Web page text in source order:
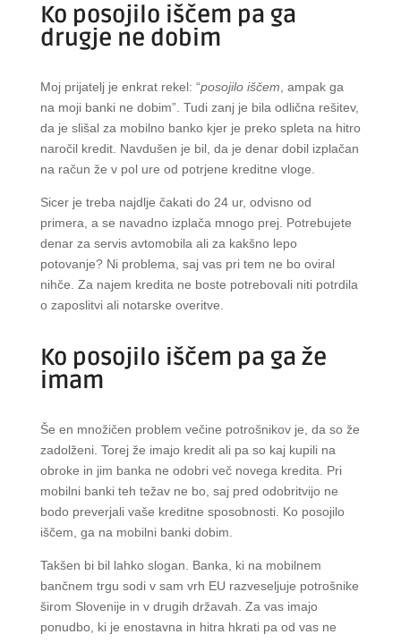
Ko posojilo iščem pa ga
drugje ne dobim
Moj prijatelj je enkrat rekel: “posojilo iščem , ampak ga
na moji banki ne dobim”. Tudi zanj je bila odlična rešitev,
da je slišal za mobilno banko kjer je preko spleta na hitro
naročil kredit. Navdušen je bil, da je denar dobil izplačan
na račun že v pol ure od potrjene kreditne vloge.
Sicer je treba najdlje čakati do 24 ur, odvisno od
primera, a se navadno izplača mnogo prej. Potrebujete
denar za servis avtomobila ali za kakšno lepo
potovanje? Ni problema, saj vas pri tem ne bo oviral
nihče. Za najem kredita ne boste potrebovali niti potrdila
o zaposlitvi ali notarske overitve.
Ko posojilo iščem pa ga že
imam
Še en množičen problem večine potrošnikov je, da so že
zadolženi. Torej že imajo kredit ali pa so kaj kupili na
obroke in jim banka ne odobri več novega kredita. Pri
mobilni banki teh težav ne bo, saj pred odobritvijo ne
bodo preverjali vaše kreditne sposobnosti. Ko posojilo
iščem, ga na mobilni banki dobim.
Takšen bi bil lahko slogan. Banka, ki na mobilnem
bančnem trgu sodi v sam vrh EU razveseljuje potrošnike
širom Slovenije in v drugih državah. Za vas imajo
ponudbo, ki je enostavna in hitra hkrati pa od vas ne